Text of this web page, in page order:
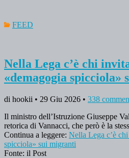
FEED
Nella Lega c’è chi
«demagogia spicciola»
di hookii • 29 Giu 2026 • 338
Il ministro dell’Istruzione Giuseppe
retorica di Vannacci, che però è la
Continua a leggere: Nella Lega c’è
spicciola» sui migranti
Fonte: il Post